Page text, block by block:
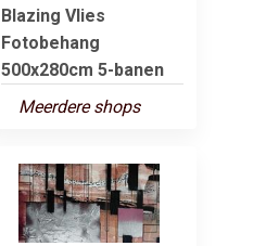
Blazing Vlies
Fotobehang
500x280cm 5-banen
Meerdere shops